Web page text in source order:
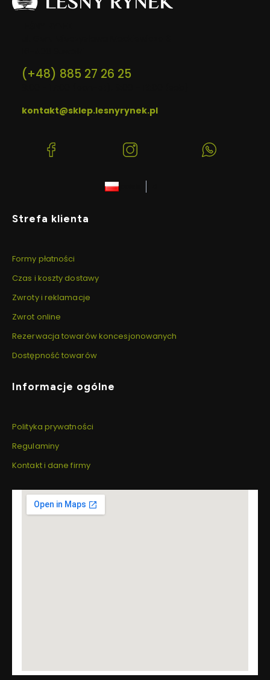
(+48) 885 27 26 25
kontakt@sklep.lesnyrynek.pl
(Otwiera
nowej
(Otwiera
Linki w stopce
Strefa klienta
Formy płatności
Czas i koszty dostawy
Zwroty i reklamacje
Zwrot online
Rezerwacja towarów koncesjonowanych
Dostępność towarów
Informacje ogólne
Polityka prywatności
Regulaminy
Kontakt i dane firmy